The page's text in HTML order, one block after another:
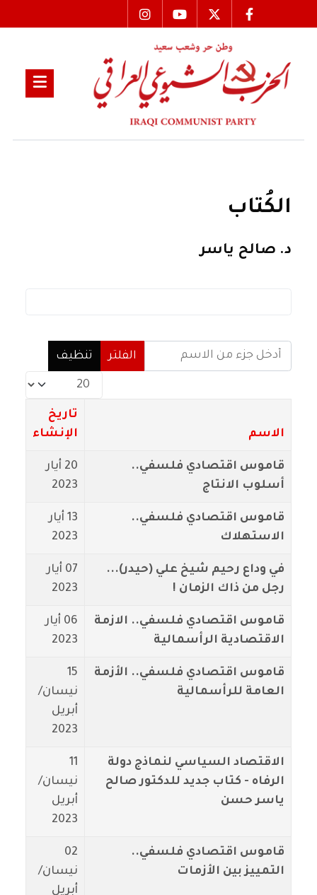
الكُتاب
د. صالح ياسر
أدخل جزء من الاسم
الفلتر
تنظيف
عدد الإظهارات:
الاسم
تاريخ
الإنشاء
قاموس اقتصادي فلسفي..
أسلوب الانتاج
20 أيار
2023
قاموس اقتصادي فلسفي..
الاستهلاك
13 أيار
2023
في وداع رحيم شيخ علي (حيدر)...
رجل من ذاك الزمان !
07 أيار
2023
قاموس اقتصادي فلسفي.. الازمة
الاقتصادية الرأسمالية
06 أيار
2023
قاموس اقتصادي فلسفي.. الأزمة
العامة للرأسمالية
15
نيسان/
أبريل
2023
الاقتصاد السياسي لنماذج دولة
الرفاه - كتاب جديد للدكتور صالح
ياسر حسن
11
نيسان/
أبريل
2023
قاموس اقتصادي فلسفي..
التمييز بين الأزمات
02
نيسان/
أبريل